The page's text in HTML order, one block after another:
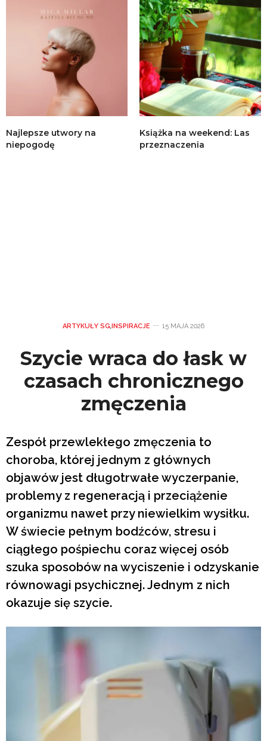
Najlepsze utwory na
niepogodę
Książka na weekend: Las
przeznaczenia
ARTYKUŁY SG,INSPIRACJE 15 MAJA 2026
Szycie wraca do łask w
czasach chronicznego
zmęczenia
Zespół przewlekłego zmęczenia to
choroba, której jednym z głównych
objawów jest długotrwałe wyczerpanie,
problemy z regeneracją i przeciążenie
organizmu nawet przy niewielkim wysiłku.
W świecie pełnym bodźców, stresu i
ciągłego pośpiechu coraz więcej osób
szuka sposobów na wyciszenie i odzyskanie
równowagi psychicznej. Jednym z nich
okazuje się szycie.